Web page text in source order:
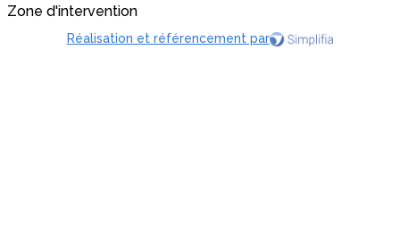
Zone d'intervention
Réalisation et référencement par